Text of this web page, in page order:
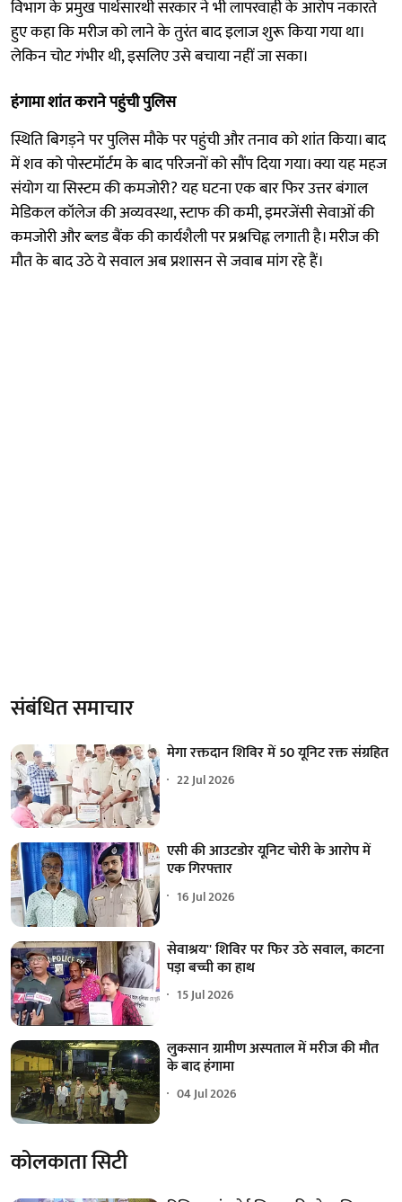
विभाग के प्रमुख पार्थसारथी सरकार ने भी लापरवाही के आरोप नकारते
हुए कहा कि मरीज को लाने के तुरंत बाद इलाज शुरू किया गया था।
लेकिन चोट गंभीर थी, इसलिए उसे बचाया नहीं जा सका।
हंगामा शांत कराने पहुंची पुलिस
स्थिति बिगड़ने पर पुलिस मौके पर पहुंची और तनाव को शांत किया। बाद
में शव को पोस्टमॉर्टम के बाद परिजनों को सौंप दिया गया। क्या यह महज
संयोग या सिस्टम की कमजोरी? यह घटना एक बार फिर उत्तर बंगाल
मेडिकल कॉलेज की अव्यवस्था, स्टाफ की कमी, इमरजेंसी सेवाओं की
कमजोरी और ब्लड बैंक की कार्यशैली पर प्रश्नचिह्न लगाती है। मरीज की
मौत के बाद उठे ये सवाल अब प्रशासन से जवाब मांग रहे हैं।
संबंधित समाचार
मेगा रक्तदान शिविर में 50 यूनिट रक्त संग्रहित
22 Jul 2026
एसी की आउटडोर यूनिट चोरी के आरोप में
एक गिरफ्तार
16 Jul 2026
सेवाश्रय'' शिविर पर फिर उठे सवाल, काटना
पड़ा बच्ची का हाथ
15 Jul 2026
लुकसान ग्रामीण अस्पताल में मरीज की मौत
के बाद हंगामा
04 Jul 2026
कोलकाता सिटी